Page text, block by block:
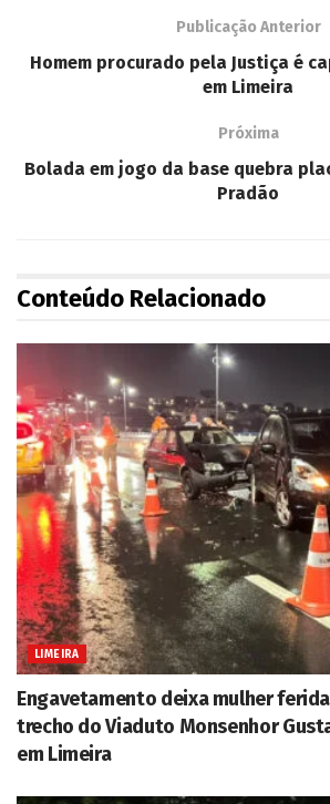
Publicação Anterior
Homem procurado pela Justiça é
em Limeira
Próxima
Bolada em jogo da base quebra
Pradão
Conteúdo Relacionado
LIMEIRA
Engavetamento deixa mulher
trecho do Viaduto Monsenhor
em Limeira